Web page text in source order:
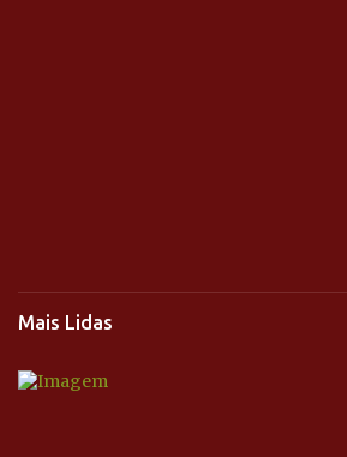
Mais Lidas